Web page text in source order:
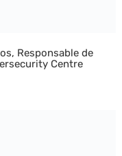
Responsable de
Centre